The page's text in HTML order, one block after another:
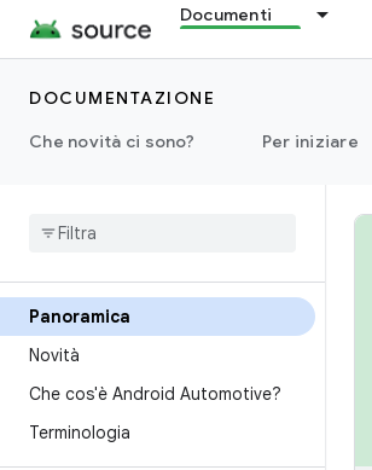
Documenti
DOCUMENTAZIONE
Che novità ci sono?
Per iniziare
Panoramica
Novità
Che cos'è Android Automotive?
Terminologia